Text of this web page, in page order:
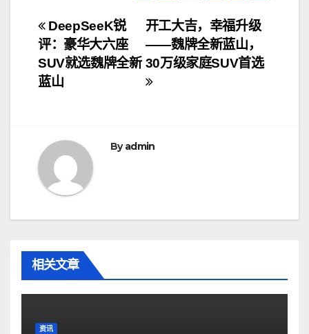
文
章
导
开工大吉，幸福升级
——魏牌全新蓝山，
30万级家庭SUV首选
DeepSeeK锐
评：豪华大六座
SUV就选魏牌全新
蓝山
Byadmin
相关文章
资讯